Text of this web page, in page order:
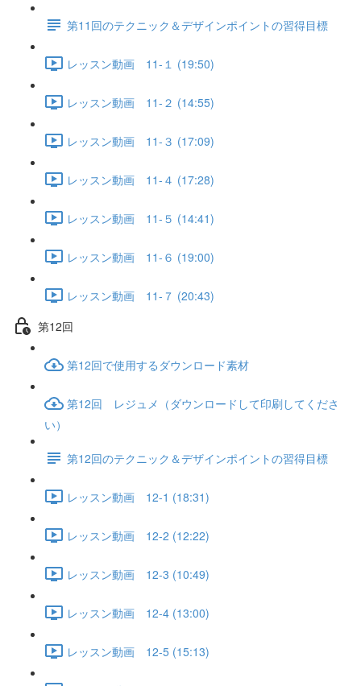
第11回のテクニック＆デザインポイントの習得目標
レッスン動画 11-１ (19:50)
レッスン動画 11-２ (14:55)
レッスン動画 11-３ (17:09)
レッスン動画 11-４ (17:28)
レッスン動画 11-５ (14:41)
レッスン動画 11-６ (19:00)
レッスン動画 11-７ (20:43)
第12回
第12回で使用するダウンロード素材
第12回 レジュメ（ダウンロードして印刷してくださ
い）
第12回のテクニック＆デザインポイントの習得目標
レッスン動画 12-1 (18:31)
レッスン動画 12-2 (12:22)
レッスン動画 12-3 (10:49)
レッスン動画 12-4 (13:00)
レッスン動画 12-5 (15:13)